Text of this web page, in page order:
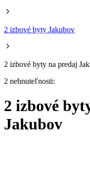
2 izbové byty Jakubov
2 izbové byty na predaj
2 nehnuteľnosti:
2 izbové
Jakubov